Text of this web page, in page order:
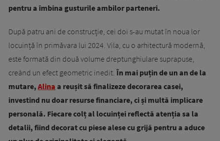
pentru a îmbina gusturile ambilor parteneri.
După patru ani de construcție, cei doi s-au mutat în noua lor
locuință în primăvara lui 2024. Vila, cu o arhitectură modernă,
este formată din două volume dreptunghiulare suprapuse,
creând un efect geometric inedit. În mai puțin de un an de la
mutare, Alina a reușit să finalizeze decorarea casei,
investind nu doar resurse financiare, ci și multă implicare
personală. Fiecare colț al locuinței reflectă atenția sa la
detalii, fiind decorat cu piese alese cu grijă pentru a aduce